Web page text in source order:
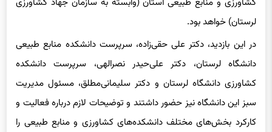
لرستان) خواهد بود.
در این بازدید، دکتر علی حقی‌زاده، سرپرست دانشکده منابع طبیعی
دانشگاه لرستان، دکتر علی‌حیدر نصرالهی، سرپرست دانشکده
کشاورزی دانشگاه لرستان و دکتر سلیمانی‌مطلق، مسئول مدیریت
سبز این دانشگاه نیز حضور داشتند و توضیحات لازم درباره فعالیت و
کارکرد بخش‌های مختلف دانشکده‌های کشاورزی و منابع طبیعی را
ارائه کردند.